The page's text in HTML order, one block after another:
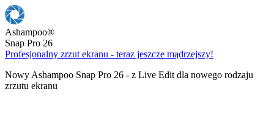
Ashampoo®
Snap Pro 26
Profesjonalny zrzut ekranu - teraz jeszcze mądrzejszy!
Nowy Ashampoo Snap Pro 26 - z Live Edit dla nowego rodzaju
zrzutu ekranu